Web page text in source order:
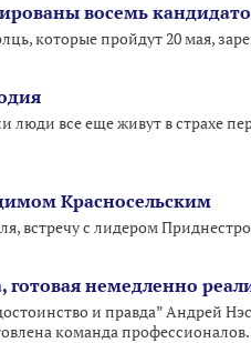
восемь
которые пройдут 20 мая,
все еще живут в страхе
Красносельским
встречу с лидером
готовая немедленно
и правда” Андрей
команда